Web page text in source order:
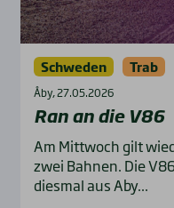
Schweden Trab
Åby, 27.05.2026
Ran an die V86
Am Mittwoch gilt
zwei Bahnen. Die
diesmal aus Aby...